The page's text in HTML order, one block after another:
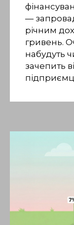
—
річним
гривень.
набудуть
зачепить